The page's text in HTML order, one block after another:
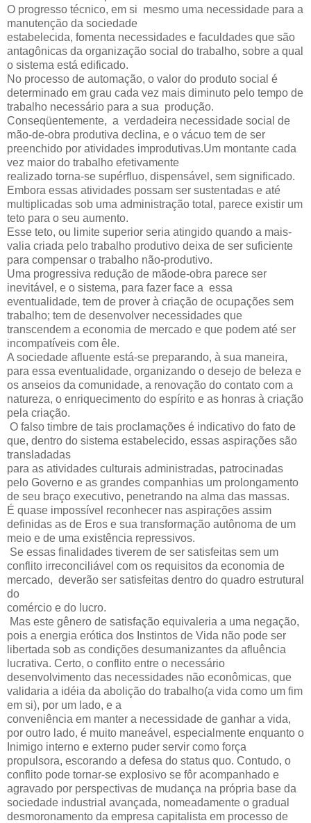
O progresso técnico, em si mesmo uma necessidade para a
manutenção da sociedade
estabelecida, fomenta necessidades e faculdades que são
antagônicas da organização social do trabalho, sobre a qual
o sistema está edificado.
No processo de automação, o valor do produto social é
determinado em grau cada vez mais diminuto pelo tempo de
trabalho necessário para a sua produção.
Conseqüentemente, a verdadeira necessidade social de
mão-de-obra produtiva declina, e o vácuo tem de ser
preenchido por atividades improdutivas.Um montante cada
vez maior do trabalho efetivamente
realizado torna-se supérfluo, dispensável, sem significado.
Embora essas atividades possam ser sustentadas e até
multiplicadas sob uma administração total, parece existir um
teto para o seu aumento.
Esse teto, ou limite superior seria atingido quando a mais-
valia criada pelo trabalho produtivo deixa de ser suficiente
para compensar o trabalho não-produtivo.
Uma progressiva redução de mãode-obra parece ser
inevitável, e o sistema, para fazer face a essa
eventualidade, tem de prover à criação de ocupações sem
trabalho; tem de desenvolver necessidades que
transcendem a economia de mercado e que podem até ser
incompatíveis com êle.
A sociedade afluente está-se preparando, à sua maneira,
para essa eventualidade, organizando o desejo de beleza e
os anseios da comunidade, a renovação do contato com a
natureza, o enriquecimento do espírito e as honras à criação
pela criação.
O falso timbre de tais proclamações é indicativo do fato de
que, dentro do sistema estabelecido, essas aspirações são
transladadas
para as atividades culturais administradas, patrocinadas
pelo Governo e as grandes companhias um prolongamento
de seu braço executivo, penetrando na alma das massas.
É quase impossível reconhecer nas aspirações assim
definidas as de Eros e sua transformação autônoma de um
meio e de uma existência repressivos.
Se essas finalidades tiverem de ser satisfeitas sem um
conflito irreconciliável com os requisitos da economia de
mercado, deverão ser satisfeitas dentro do quadro estrutural
do
comércio e do lucro.
Mas este gênero de satisfação equivaleria a uma negação,
pois a energia erótica dos Instintos de Vida não pode ser
libertada sob as condições desumanizantes da afluência
lucrativa. Certo, o conflito entre o necessário
desenvolvimento das necessidades não econômicas, que
validaria a idéia da abolição do trabalho(a vida como um fim
em si), por um lado, e a
conveniência em manter a necessidade de ganhar a vida,
por outro lado, é muito maneável, especialmente enquanto o
Inimigo interno e externo puder servir como força
propulsora, escorando a defesa do status quo. Contudo, o
conflito pode tornar-se explosivo se fôr acompanhado e
agravado por perspectivas de mudança na própria base da
sociedade industrial avançada, nomeadamente o gradual
desmoronamento da empresa capitalista em processo de